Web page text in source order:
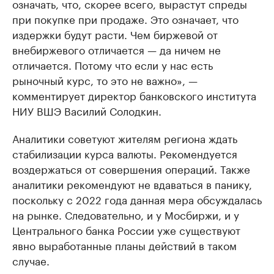
при покупке при продаже. Это означает, что
издержки будут расти. Чем биржевой от
внебиржевого отличается — да ничем не
отличается. Потому что если у нас есть
рыночный курс, то это не важно», —
комментирует директор банковского института
НИУ ВШЭ Василий Солодкин.
Аналитики советуют жителям региона ждать
стабилизации курса валюты. Рекомендуется
воздержаться от совершения операций. Также
аналитики рекомендуют не вдаваться в панику,
поскольку с 2022 года данная мера обсуждалась
на рынке. Следовательно, и у Мосбиржи, и у
Центрального банка России уже существуют
явно выработанные планы действий в таком
случае.